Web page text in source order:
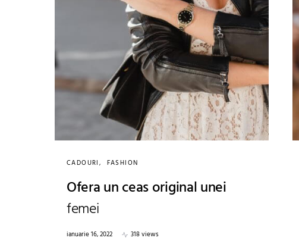
CADOURI FASHION
Ofera un ceas original unei
femei
ianuarie 16, 2022
318 views